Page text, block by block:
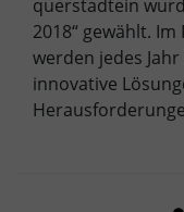
querstadtein
2018“ gewählt.
werden jedes
innovative